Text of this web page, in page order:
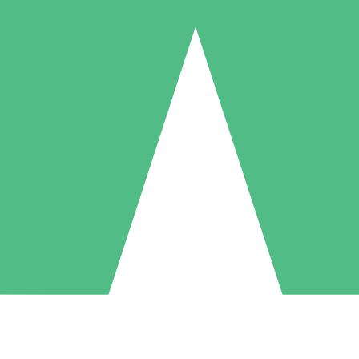
Individuele Creditpakketten
per gebruik met downloadtegoeden. Geen maandelijkse verplichting
5 Downloaden
US$